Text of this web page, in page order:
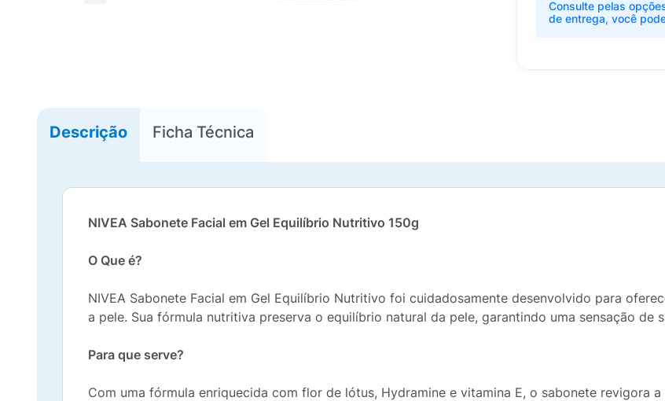
Consulte pelas
de entrega, você
Descrição Ficha Técnica
NIVEA Sabonete Facial em Gel Equilíbrio Nutritivo 150g
O Que é?
NIVEA Sabonete Facial em Gel Equilíbrio Nutritivo foi cuidadosamente desenvolvido para
a pele. Sua fórmula nutritiva preserva o equilíbrio natural da pele, garantindo uma sensação de
Para que serve?
Com uma fórmula enriquecida com flor de lótus, Hydramine e vitamina E, o sabonete revigora